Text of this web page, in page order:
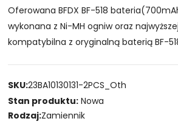
Oferowana BFDX BF-518
wykonana z Ni-MH ogniw oraz
kompatybilna z oryginalną baterią BF-
SKU:23BA10130131-2PCS_Oth
Stan produktu: Nowa
Rodzaj:Zamiennik